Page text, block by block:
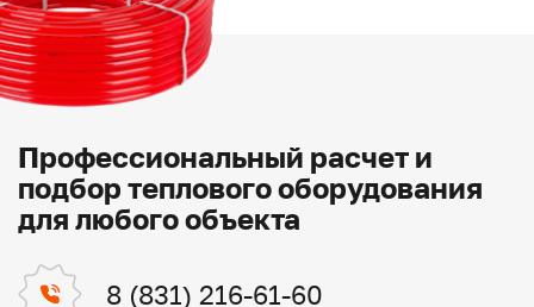
Профессиональный расчет и
подбор теплового оборудования
для любого объекта
8 (831) 216-61-60